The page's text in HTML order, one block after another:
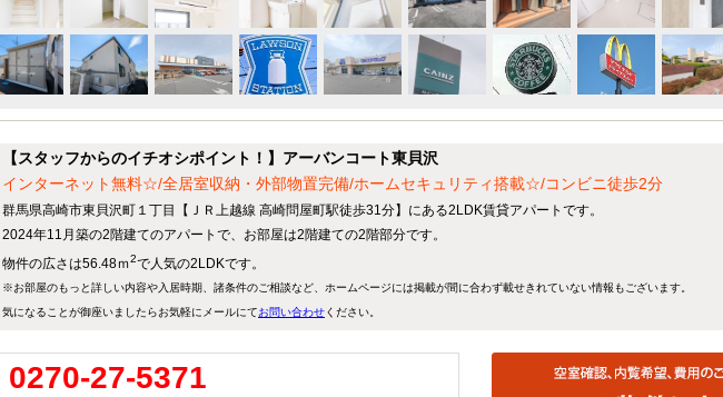
【スタッフからのイチオシポイント！】アーバンコート東貝沢
インターネット無料☆/全居室収納・外部物置完備/ホームセキュリティ搭載☆/コンビニ徒歩2分
群馬県高崎市東貝沢町１丁目【ＪＲ上越線 高崎問屋町駅徒歩31分】にある2LDK賃貸アパートです。
2024年11月築の2階建てのアパートで、お部屋は2階建ての2階部分です。
物件の広さは56.48ｍ2で人気の2LDKです。
※お部屋のもっと詳しい内容や入居時期、諸条件のご相談など、ホームページには掲載が間に合わず載せきれていない情報もございます。
気になることが御座いましたらお気軽にメールにてお問い合わせください。
0270-27-5371